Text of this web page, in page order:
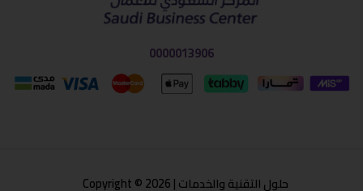
0000013906
حلول التقنية والخدمات | Copyright © 2026